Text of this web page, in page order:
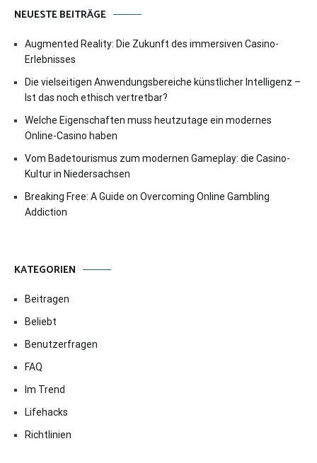
NEUESTE BEITRÄGE
Augmented Reality: Die Zukunft des immersiven Casino-
Erlebnisses
Die vielseitigen Anwendungsbereiche künstlicher Intelligenz –
Ist das noch ethisch vertretbar?
Welche Eigenschaften muss heutzutage ein modernes
Online-Casino haben
Vom Badetourismus zum modernen Gameplay: die Casino-
Kultur in Niedersachsen
Breaking Free: A Guide on Overcoming Online Gambling
Addiction
KATEGORIEN
Beitragen
Beliebt
Benutzerfragen
FAQ
Im Trend
Lifehacks
Richtlinien